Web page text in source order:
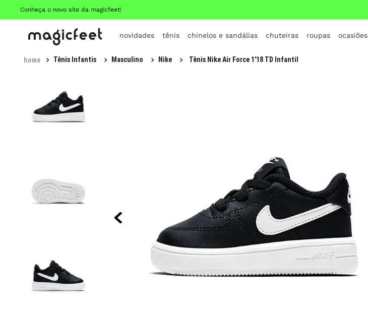
Conheça o novo site da magicfeet!
novidades tênis chinelos e sandálias chuteiras roupas ocasiões
Tênis Infantis Masculino Nike Tênis Nike Air Force 1'18 TD InfantilTERMOS MAIS BUSCADOS
croc
7º
vans
8
all star
9º
new balance
10
tênis infantil